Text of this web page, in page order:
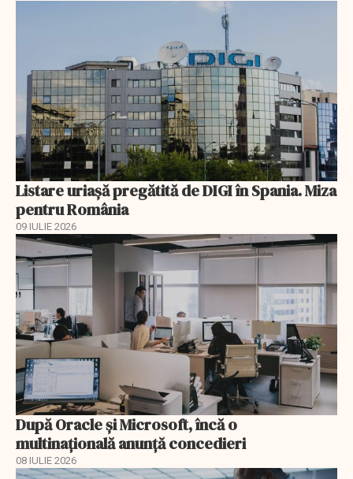
Listare uriașă pregătită de DIGI în Spania. Miza
pentru România
09 IULIE 2026
După Oracle şi Microsoft, încă o
multinaţională anunţă concedieri
08 IULIE 2026